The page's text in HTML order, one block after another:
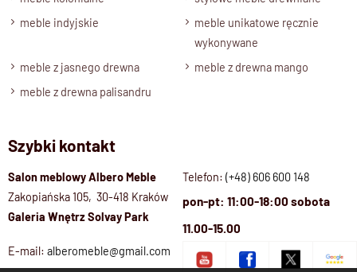
Drewno 100% Mango
Meble drewniane nowoczesne / kolekcja CUBE
Długość
1,20 - 2,60 metra
Wysokość
76 cm
Szerokość
meble indyjskie
meble unikatowe ręcznie
wykonywane
meble z jasnego drewna
meble z drewna mango
meble z drewna palisandru
Szybki kontakt
Salon meblowy Albero Meble
Zakopiańska 105, 30-418 Kraków
Galeria Wnętrz Solvay Park
Telefon: (+48) 606 600 148
pon-pt: 11:00-18:00 sobota
11.00-15.00
E-mail: alberomeble@gmail.com